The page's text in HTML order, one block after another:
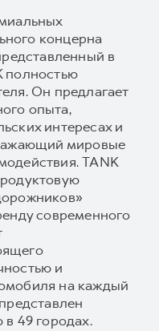
концерна
в
полностью
Он предлагает
опыта,
интересах и
мировые
TANK
современного
и
на каждый
49 городах.